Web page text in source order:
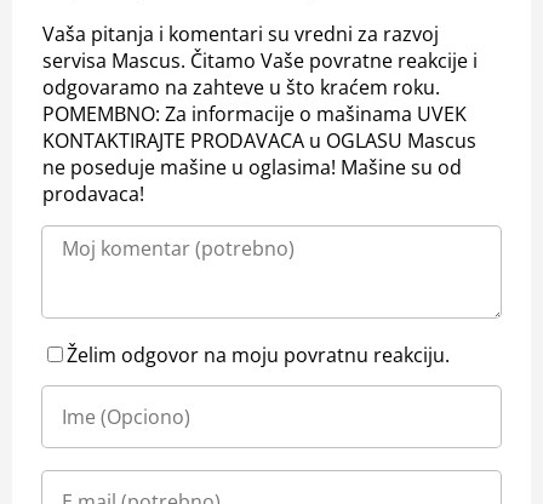
Vaša pitanja i komentari su vredni za razvoj
servisa Mascus. Čitamo Vaše povratne reakcije i
odgovaramo na zahteve u što kraćem roku.
POMEMBNO: Za informacije o mašinama UVEK
KONTAKTIRAJTE PRODAVACA u OGLASU Mascus
ne poseduje mašine u oglasima! Mašine su od
prodavaca!
Želim odgovor na moju povratnu reakciju.